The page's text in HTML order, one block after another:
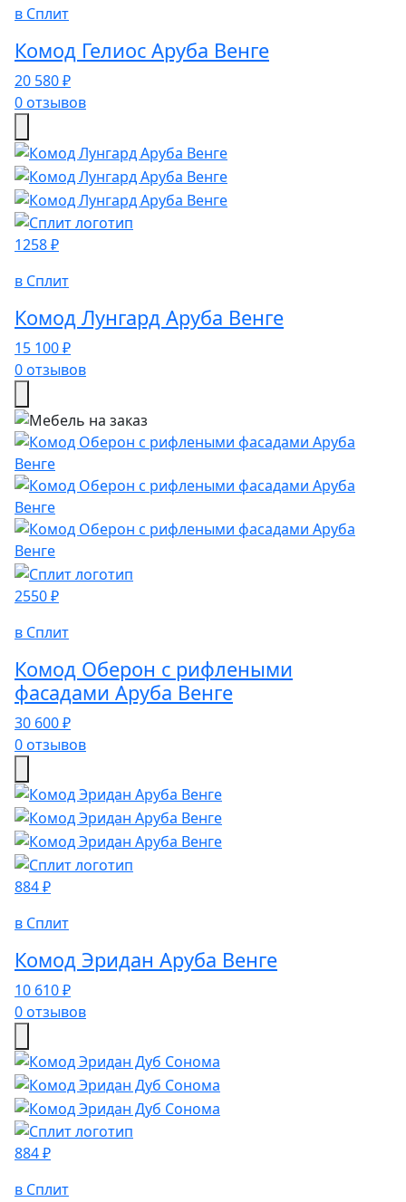
в Сплит
Комод Гелиос Аруба Венге
20 580 ₽
0 отзывов
1258 ₽
в Сплит
Комод Лунгард Аруба Венге
15 100 ₽
0 отзывов
2550 ₽
в Сплит
Комод Оберон с рифлеными
фасадами Аруба Венге
30 600 ₽
0 отзывов
884 ₽
в Сплит
Комод Эридан Аруба Венге
10 610 ₽
0 отзывов
884 ₽
в Сплит